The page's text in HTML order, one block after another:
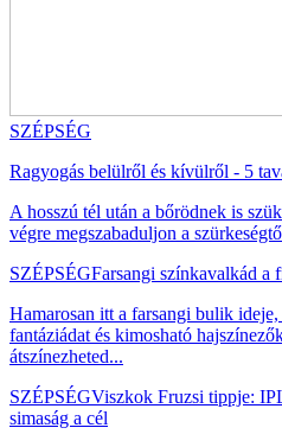
SZÉPSÉG
Ragyogás belülről és kívülről - 5
A hosszú tél után a bőrödnek is
végre megszabaduljon a
SZÉPSÉGFarsangi színkavalkád a
Hamarosan itt a farsangi bulik
fantáziádat és kimosható
átszínezheted...
SZÉPSÉGViszkok Fruzsi tippje:
simaság a cél